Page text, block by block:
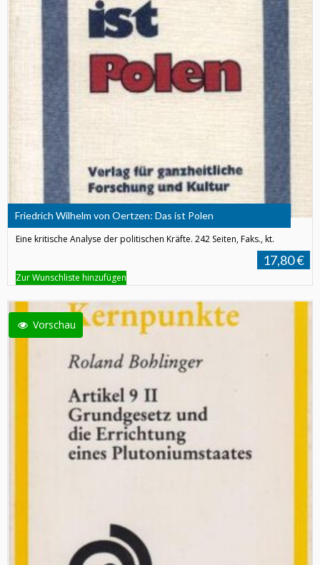
Friedrich Wilhelm von Oertzen: Das ist Polen
Eine kritische Analyse der politischen Kräfte. 242 Seiten, Faks., kt.
17,80 €
Zur Wunschliste hinzufügen
Vorschau